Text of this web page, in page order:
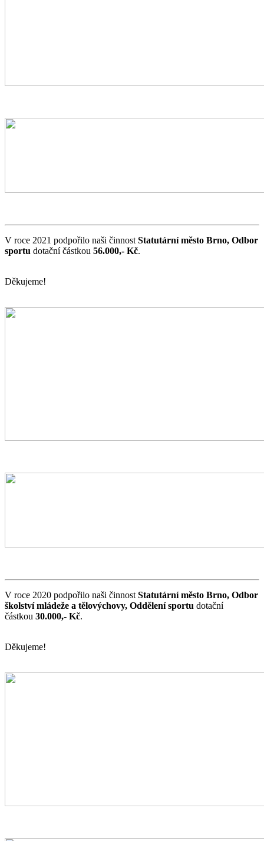
V roce 2021 podpořilo naši činnost Statutární město Brno, Odbor
sportu dotační částkou 56.000,- Kč.
Děkujeme!
V roce 2020 podpořilo naši činnost Statutární město Brno, Odbor
školství mládeže a tělovýchovy, Oddělení sportu dotační
částkou 30.000,- Kč.
Děkujeme!